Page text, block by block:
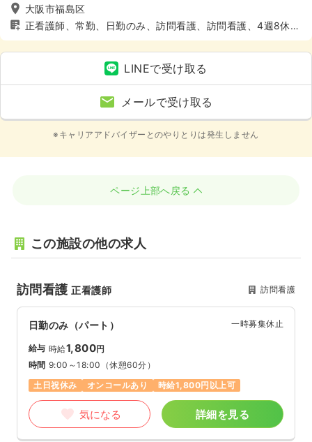
大阪市福島区
正看護師、常勤、日勤のみ、訪問看護、訪問看護、4週8休以
上、土日休み
LINEで受け取る
メールで受け取る
※キャリアアドバイザーとのやりとりは発生しません
ページ上部へ戻る
この施設の他の求人
訪問看護正看護師 訪問看護
日勤のみ（パート） 一時募集休止
給与 時給1,800円
時間 9:00～18:00 （休憩60分）
土日祝休み
オンコールあり 時給1,800円以上可
気になる 詳細を見る